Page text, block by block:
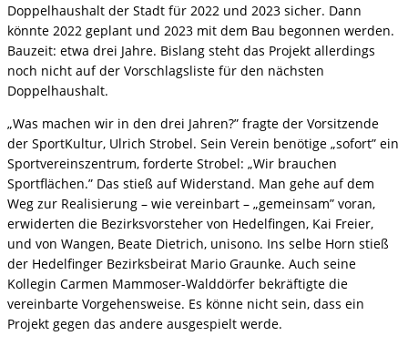
Doppelhaushalt der Stadt für 2022 und 2023 sicher. Dann
könnte 2022 geplant und 2023 mit dem Bau begonnen werden.
Bauzeit: etwa drei Jahre. Bislang steht das Projekt allerdings
noch nicht auf der Vorschlagsliste für den nächsten
Doppelhaushalt.
„Was machen wir in den drei Jahren?” fragte der Vorsitzende
der SportKultur, Ulrich Strobel. Sein Verein benötige „sofort” ein
Sportvereinszentrum, forderte Strobel: „Wir brauchen
Sportflächen.” Das stieß auf Widerstand. Man gehe auf dem
Weg zur Realisierung – wie vereinbart – „gemeinsam” voran,
erwiderten die Bezirksvorsteher von Hedelfingen, Kai Freier,
und von Wangen, Beate Dietrich, unisono. Ins selbe Horn stieß
der Hedelfinger Bezirksbeirat Mario Graunke. Auch seine
Kollegin Carmen Mammoser-Walddörfer bekräftigte die
vereinbarte Vorgehensweise. Es könne nicht sein, dass ein
Projekt gegen das andere ausgespielt werde.